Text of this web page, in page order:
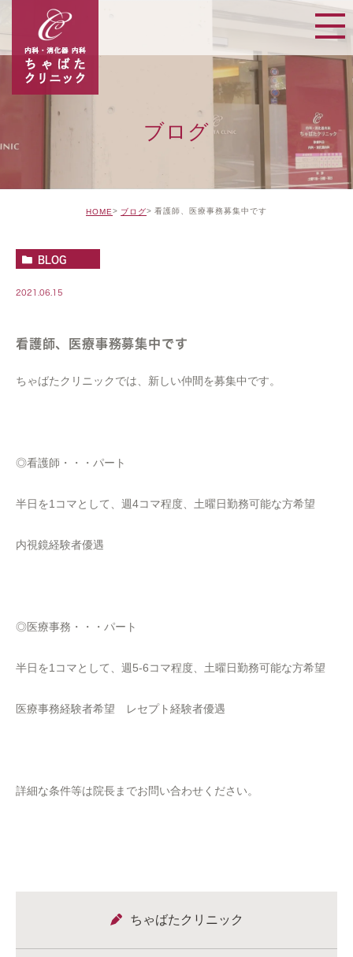
ブログ
HOME ブログ 看護師、医療事務募集中です
BLOG
2021.06.15
看護師、医療事務募集中です
ちゃばたクリニックでは、新しい仲間を募集中です。
◎看護師・・・パート
半日を1コマとして、週4コマ程度、土曜日勤務可能な方希望
内視鏡経験者優遇
◎医療事務・・・パート
半日を1コマとして、週5-6コマ程度、土曜日勤務可能な方希望
医療事務経験者希望 レセプト経験者優遇
詳細な条件等は院長までお問い合わせください。
ちゃばたクリニック